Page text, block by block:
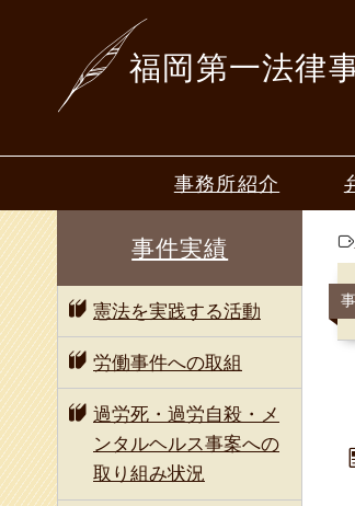
福岡第一法律
事務所紹介
深
星
事件実績
憲法を実践する活動
労働事件への取組
過労死・過労自殺・メ
ンタルヘルス事案への
取り組み状況